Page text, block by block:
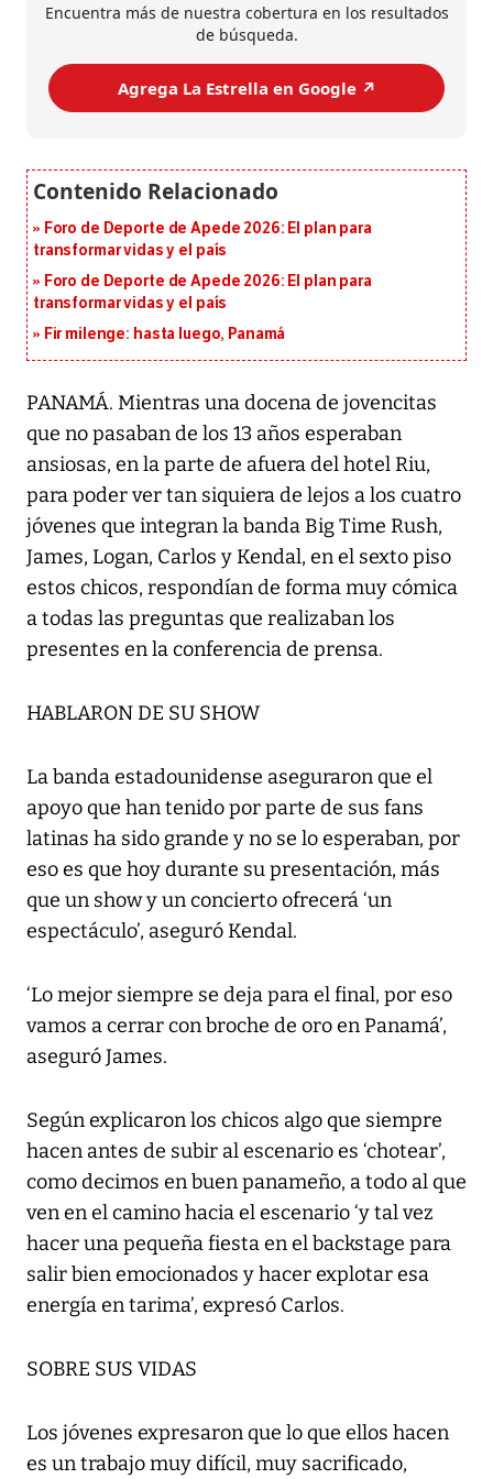
Encuentra más de nuestra cobertura en los resultados
de búsqueda.
Agrega La Estrella en Google ↗️
Foro de Deporte de Apede 2026: El plan para
transformar vidas y el país
Foro de Deporte de Apede 2026: El plan para
transformar vidas y el país
Fir milenge: hasta luego, Panamá
PANAMÁ. Mientras una docena de jovencitas
que no pasaban de los 13 años esperaban
ansiosas, en la parte de afuera del hotel Riu,
para poder ver tan siquiera de lejos a los cuatro
jóvenes que integran la banda Big Time Rush,
James, Logan, Carlos y Kendal, en el sexto piso
estos chicos, respondían de forma muy cómica
a todas las preguntas que realizaban los
presentes en la conferencia de prensa.
HABLARON DE SU SHOW
La banda estadounidense aseguraron que el
apoyo que han tenido por parte de sus fans
latinas ha sido grande y no se lo esperaban, por
eso es que hoy durante su presentación, más
que un show y un concierto ofrecerá ‘un
espectáculo’, aseguró Kendal.
‘Lo mejor siempre se deja para el final, por eso
vamos a cerrar con broche de oro en Panamá’,
aseguró James.
Según explicaron los chicos algo que siempre
hacen antes de subir al escenario es ‘chotear’,
como decimos en buen panameño, a todo al que
ven en el camino hacia el escenario ‘y tal vez
hacer una pequeña fiesta en el backstage para
salir bien emocionados y hacer explotar esa
energía en tarima’, expresó Carlos.
SOBRE SUS VIDAS
Los jóvenes expresaron que lo que ellos hacen
es un trabajo muy difícil, muy sacrificado,